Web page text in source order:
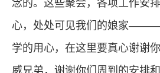
念的。这些聚会，各项工作安
心，处处可见我们的娘家———
学的用心，在这里要真心谢谢
威兄弟，谢谢你们周到的安排和